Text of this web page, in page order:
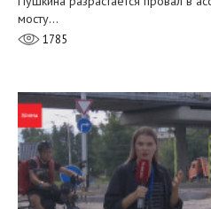
мосту…
1785